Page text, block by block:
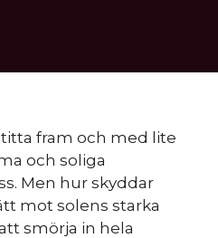
fram och med lite
och soliga
Men hur skyddar
mot solens starka
smörja in hela